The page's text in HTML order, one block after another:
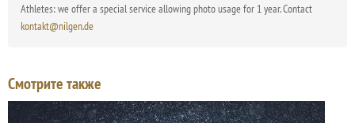
Athletes: we offer a special service allowing photo usage for 1 year. Contact
kontakt@nilgen.de
Смотрите также